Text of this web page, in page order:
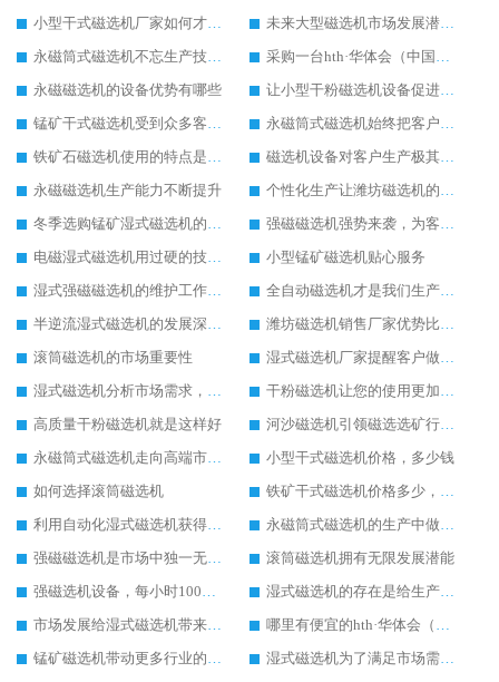
小型干式磁选机厂家如何才能做得更好
未来大型磁选机市场发展潜力无穷
永磁筒式磁选机不忘生产技术革新
采购一台hth·华体会（中国）官方网站-hth.com 多少钱
永磁磁选机的设备优势有哪些
让小型干粉磁选机设备促进您企业的成长
锰矿干式磁选机受到众多客户的推荐
永磁筒式磁选机始终把客户需求放在首位
铁矿石磁选机使用的特点是比较方便
磁选机设备对客户生产极其重要
永磁磁选机生产能力不断提升
个性化生产让潍坊磁选机的使用更加便利
冬季选购锰矿湿式磁选机的注意事项
强磁磁选机强势来袭，为客户提供更多帮助
电磁湿式磁选机用过硬的技术为客户生产带去便利
小型锰矿磁选机贴心服务
湿式强磁磁选机的维护工作是如此的简单
全自动磁选机才是我们生产需要的
半逆流湿式磁选机的发展深入人心
潍坊磁选机销售厂家优势比较高
滚筒磁选机的市场重要性
湿式磁选机厂家提醒客户做好湿式磁选机的维护工作
湿式磁选机分析市场需求，提升生产技术
干粉磁选机让您的使用更加放心
高质量干粉磁选机就是这样好
河沙磁选机引领磁选选矿行业快速发展
永磁筒式磁选机走向高端市场发展
小型干式磁选机价格，多少钱
如何选择滚筒磁选机
铁矿干式磁选机价格多少，贵不贵
利用自动化湿式磁选机获得客户认可
永磁筒式磁选机的生产中做出新的改变
强磁磁选机是市场中独一无二的好用的设备
滚筒磁选机拥有无限发展潜能
强磁选机设备，每小时100吨大概多少钱
湿式磁选机的存在是给生产极大的帮助
市场发展给湿式磁选机带来好的发展机遇
哪里有便宜的hth·华体会（中国）官方网站-hth.com 设备
锰矿磁选机带动更多行业的进步和发展
湿式磁选机为了满足市场需求而不断努力